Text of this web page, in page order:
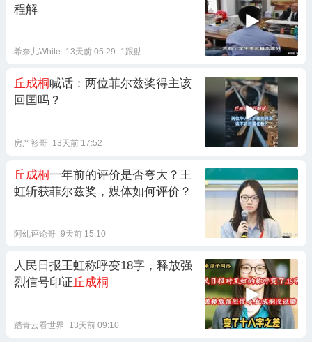
程解
希奈儿White 13天前 05:29 1跟贴
丘成桐喊话：两位菲尔兹奖得主该
回国吗？
房产衫哥 13天前 17:52
丘成桐一年前的评价是否夸大？王
虹斩获菲尔兹奖，媒体如何评价？
阿乣评论哥 9天前 15:10
人民日报王虹称呼变18字，释放强
烈信号印证 丘成桐
踏青云看世界 13天前 09:10